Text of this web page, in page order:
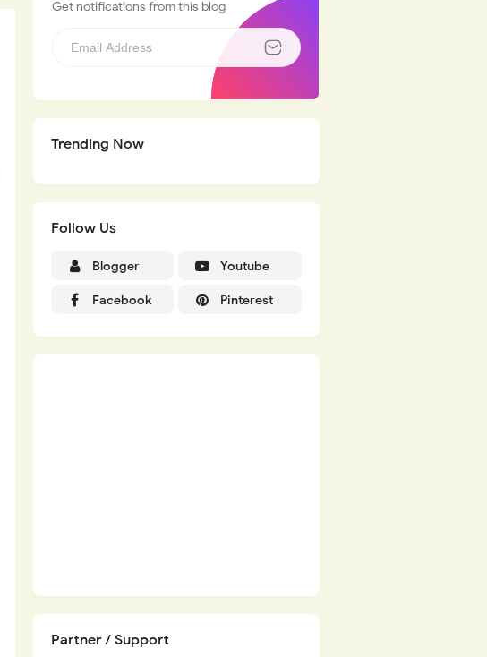
Get notifications from this blog
Trending Now
Follow Us
Blogger Youtube
Facebook Pinterest
Partner / Support